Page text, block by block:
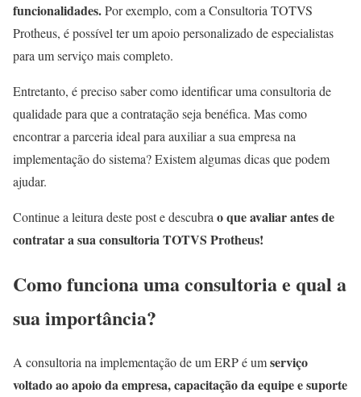
funcionalidades.Por exemplo, com a Consultoria TOTVS
Protheus, é possível ter um apoio personalizado de especialistas
para um serviço mais completo.
Entretanto, é preciso saber como identificar uma consultoria de
qualidade para que a contratação seja benéfica. Mas como
encontrar a parceria ideal para auxiliar a sua empresa na
implementação do sistema? Existem algumas dicas que podem
ajudar.
Continue a leitura deste post e descubrao que avaliar antes de
contratar a sua consultoria TOTVS Protheus!
Como funciona uma consultoria e qual a
sua importância?
A consultoria na implementação de um ERP é umserviço
voltado ao apoio da empresa, capacitação da equipe e suporte